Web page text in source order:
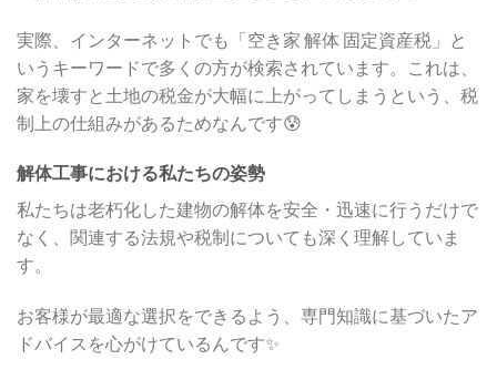
実際、インターネットでも「空き家 解体 固定資産税」と
いうキーワードで多くの方が検索されています。これは、
家を壊すと土地の税金が大幅に上がってしまうという、税
制上の仕組みがあるためなんです😰
解体工事における私たちの姿勢
私たちは老朽化した建物の解体を安全・迅速に行うだけで
なく、関連する法規や税制についても深く理解していま
す。
お客様が最適な選択をできるよう、専門知識に基づいたア
ドバイスを心がけているんです✨